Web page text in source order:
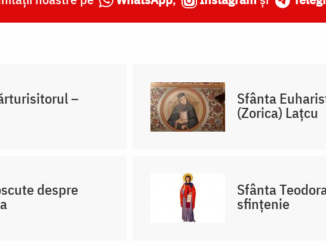
– Sfânta
(Zorica) Lațcu
despre Sfânta
sfințenie